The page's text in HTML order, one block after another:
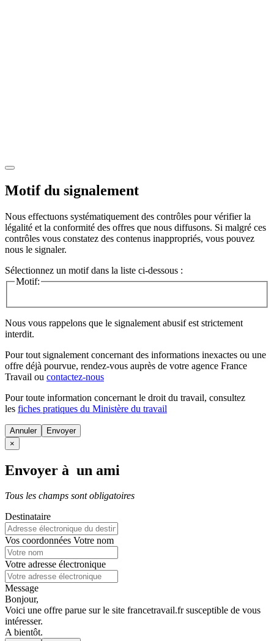
Motif du signalement
Nous effectuons systématiquement des contrôles pour vérifier la
légalité et la conformité des offres que nous diffusons. Si malgré ces
contrôles vous constatez des contenus inappropriés, vous pouvez
nous le signaler.
Sélectionnez un motif dans la liste ci-dessous :
Motif:
Nous vous rappelons que le signalement abusif est strictement
interdit.
Pour tout signalement concernant des informations inexactes ou une
offre déjà pourvue, rendez-vous auprès de votre agence France
Travail ou contactez-nous
Pour toute information concernant le droit du travail, consultez
les fiches pratiques du Ministère du travail
Annuler
×
Envoyer à un ami
Tous les champs sont obligatoires
Destinataire
Vos coordonnées Votre nom
Votre adresse électronique
Message
Bonjour,
Voici une offre parue sur le site francetravail.fr susceptible de vous
intéresser.
A bientôt.